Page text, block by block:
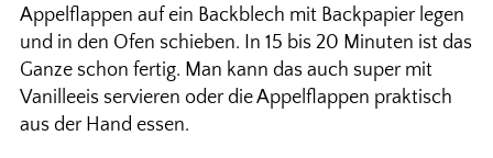
Appelflappen auf ein Backblech mit Backpapier legen
und in den Ofen schieben. In 15 bis 20 Minuten ist das
Ganze schon fertig. Man kann das auch super mit
Vanilleeis servieren oder die Appelflappen praktisch
aus der Hand essen.